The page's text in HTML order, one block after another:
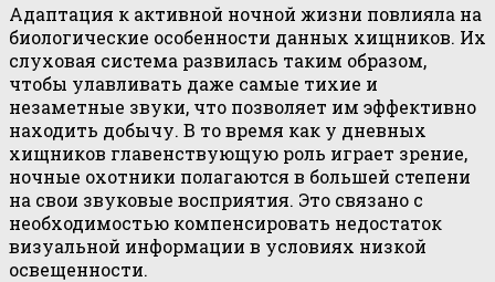
Адаптация к активной ночной жизни повлияла на
биологические особенности данных хищников. Их
слуховая система развилась таким образом,
чтобы улавливать даже самые тихие и
незаметные звуки, что позволяет им эффективно
находить добычу. В то время как у дневных
хищников главенствующую роль играет зрение,
ночные охотники полагаются в большей степени
на свои звуковые восприятия. Это связано с
необходимостью компенсировать недостаток
визуальной информации в условиях низкой
освещенности.